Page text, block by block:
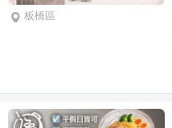
板橋區